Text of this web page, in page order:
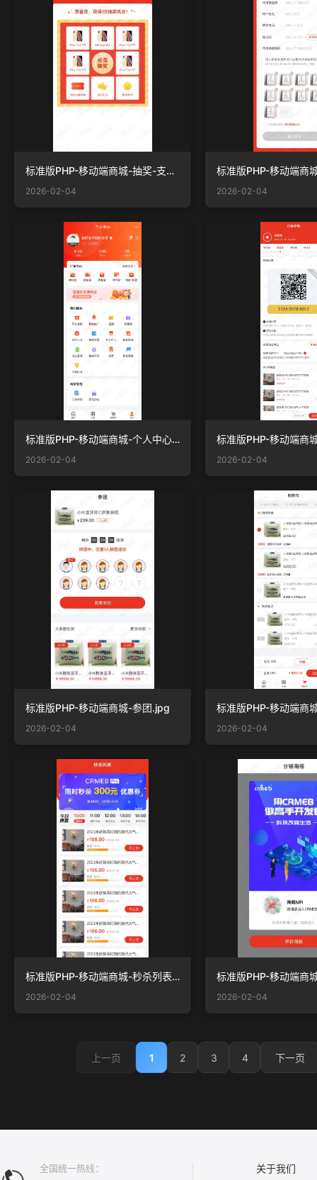
标准版PHP-移动端商城-抽奖-支付成功.jpg
2026-02-04 2026-02-04
标准版PHP-移动端商城-个人中心-默认.jpg
2026-02-04 2026-02-04
标准版PHP-移动端商城-参团.jpg
2026-02-04
标准版PHP-移动端商
2026-02-04
标准版PHP-移动端商城-秒杀列表.jpg
2026-02-04 2026-02-04
上一页 1 2 3 4 下一页
全国统一热线： 关于我们